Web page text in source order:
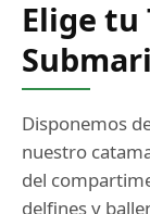
Elige tu
Disponemos
nuestro
del
delfines y